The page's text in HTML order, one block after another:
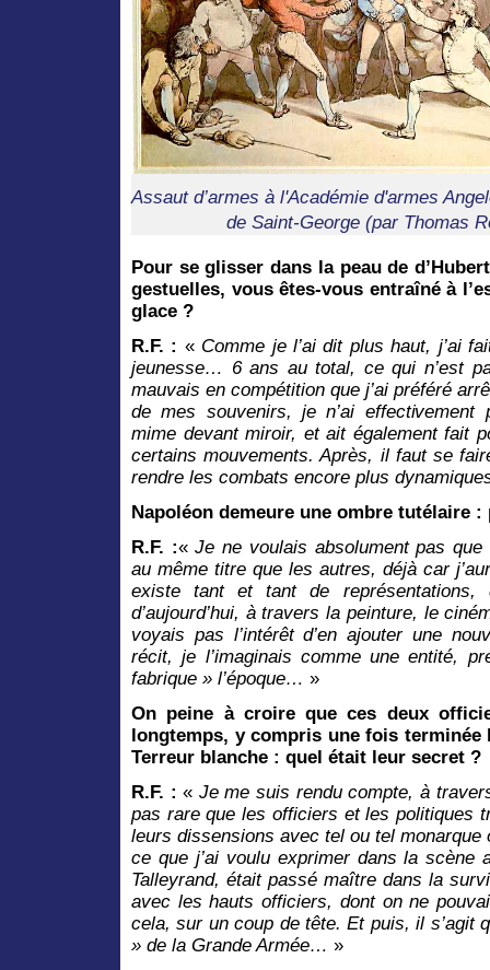
Assaut d’armes à l'Académie d'armes
de Saint-George (par Thomas
Pour se glisser dans la peau de
gestuelles, vous êtes-vous entraîné à
glace ?
R.F. : « Comme je l’ai dit plus haut, j’ai
jeunesse… 6 ans au total, ce qui n’est
mauvais en compétition que j’ai préféré
de mes souvenirs, je n’ai effectivement
mime devant miroir, et ait également fait
certains mouvements. Après, il faut se
rendre les combats encore plus
Napoléon demeure une ombre tutélaire
R.F. :«Je ne voulais absolument pas
au même titre que les autres, déjà car
existe tant et tant de représentations,
d’aujourd’hui, à travers la peinture, le
voyais pas l’intérêt d’en ajouter une
récit, je l’imaginais comme une entité,
fabrique » l’époque… »
On peine à croire que ces deux
longtemps, y compris une fois terminée
Terreur blanche : quel était leur secret ?
R.F. : « Je me suis rendu compte, à
pas rare que les officiers et les politiques
leurs dissensions avec tel ou tel monarque
ce que j’ai voulu exprimer dans la scène
Talleyrand, était passé maître dans la
avec les hauts officiers, dont on ne
cela, sur un coup de tête. Et puis, il s’agit
» de la Grande Armée… »